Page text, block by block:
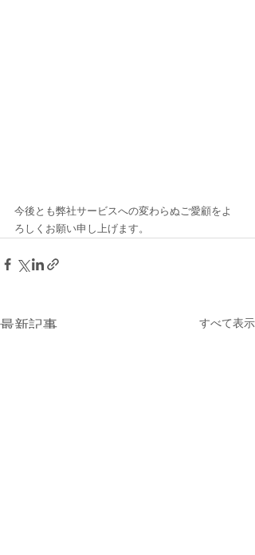
今後とも弊社サービスへの変わらぬご愛顧をよ
ろしくお願い申し上げます。
最新記事 すべて表示